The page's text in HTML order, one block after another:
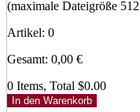
(maximale Dateigröße
Artikel: 0
Gesamt: 0,00 €
0 Items, Total $0.00
In den Warenkorb